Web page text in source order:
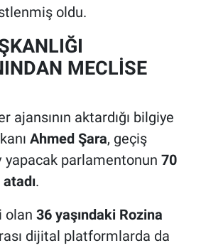
oldu.
MECLİSE
ajansının aktardığı bilgiye
Ahmed Şara, geçiş
yapacak parlamentonun 70
.
olan 36 yaşındaki Rozina
dijital platformlarda da